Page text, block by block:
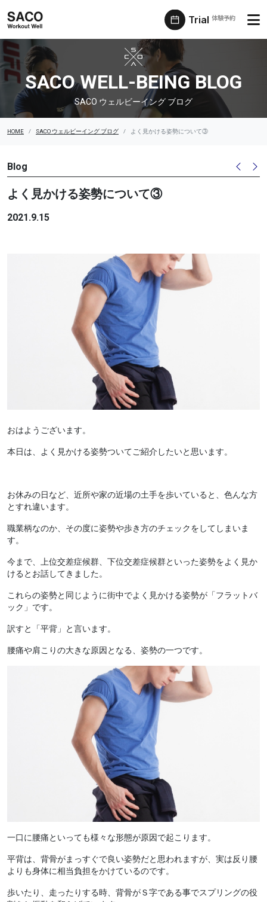
Trial 体験予約
SACO ウェルビーイング ブログ
SACO WELL-BEING BLOG
SACO ウェルビーイング ブログ
HOME SACO ウェルビーイング ブログ よく見かける姿勢について③
Blog
よく見かける姿勢について③
2021.9.15
おはようございます。
本日は、よく見かける姿勢ついてご紹介したいと思います。
お休みの日など、近所や家の近場の土手を歩いていると、色んな方
とすれ違います。
職業柄なのか、その度に姿勢や歩き方のチェックをしてしまいま
す。
今まで、上位交差症候群、下位交差症候群といった姿勢をよく見か
けるとお話してきました。
これらの姿勢と同じように街中でよく見かける姿勢が「フラットバ
ック」です。
訳すと「平背」と言います。
腰痛や肩こりの大きな原因となる、姿勢の一つです。
一口に腰痛といっても様々な形態が原因で起こります。
平背は、背骨がまっすぐで良い姿勢だと思われますが、実は反り腰
よりも身体に相当負担をかけているのです。
歩いたり、走ったりする時、背骨がＳ字である事でスプリングの役